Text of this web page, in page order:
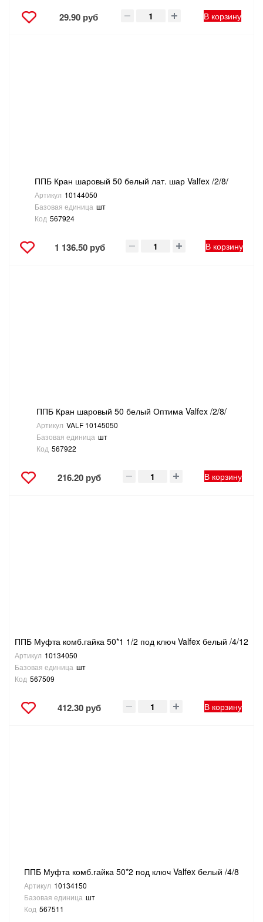
29.90 руб В корзину
ППБ Кран шаровый 50 белый лат. шар Valfex /2/8/
Артикул 10144050
Базовая единица шт
Код 567924
1 136.50 руб В корзину
ППБ Кран шаровый 50 белый Оптима Valfex /2/8/
Артикул VALF 10145050
Базовая единица шт
Код 567922
216.20 руб В корзину
ППБ Муфта комб.гайка 50*1 1/2 под ключ Valfex белый /4/12
Артикул 10134050
Базовая единица шт
Код 567509
412.30 руб В корзину
ППБ Муфта комб.гайка 50*2 под ключ Valfex белый /4/8
Артикул 10134150
Базовая единица шт
Код 567511